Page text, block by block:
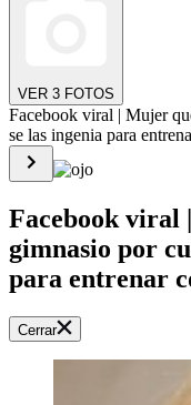
VER 3 FOTOS
Facebook viral | Mujer
se las ingenia para
Facebook viral
gimnasio por
para entrenar
Cerrar